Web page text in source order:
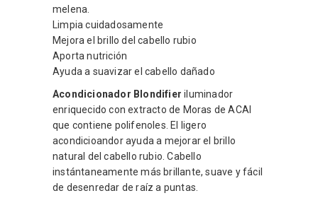
melena.
Limpia cuidadosamente
Mejora el brillo del cabello rubio
Aporta nutrición
Ayuda a suavizar el cabello dañado
Acondicionador Blondifier iluminador
enriquecido con extracto de Moras de ACAI
que contiene polifenoles. El ligero
acondicioandor ayuda a mejorar el brillo
natural del cabello rubio. Cabello
instántaneamente más brillante, suave y fácil
de desenredar de raíz a puntas.